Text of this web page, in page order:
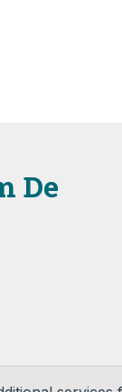
De